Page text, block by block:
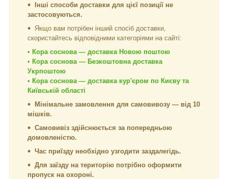
Інші способи доставки для цієї позиції не
застосовуються.
Якщо вам потрібен інший спосіб доставки,
скористайтесь відповідними категоріями на сайті:
• Кора соснова — доставка Новою поштою
• Кора соснова — Безкоштовна доставка
Укрпоштою
• Кора соснова — доставка кур'єром по Києву та
Київській області
Мінімальне замовлення для самовивозу — від 10
мішків.
Самовивіз здійснюється за попередньою
домовленістю.
Час приїзду необхідно узгодити заздалегідь.
Для заїзду на територію потрібно оформити
пропуск на охороні.